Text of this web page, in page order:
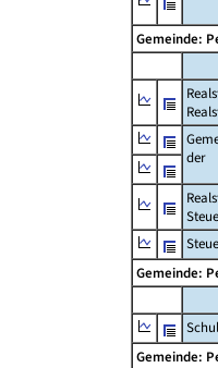
Gemeinde:
der
Gemeinde:
Gemeinde: